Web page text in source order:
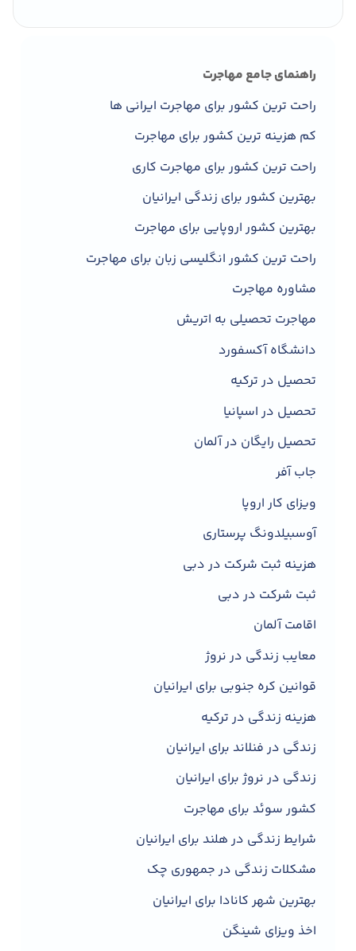
راهنمای جامع مهاجرت
راحت ترین کشور برای مهاجرت ایرانی ها
کم هزینه ترین کشور برای مهاجرت
راحت ترین کشور برای مهاجرت کاری
بهترین کشور برای زندگی ایرانیان
بهترین کشور اروپایی برای مهاجرت
راحت ترین کشور انگلیسی زبان برای مهاجرت
مشاوره مهاجرت
مهاجرت تحصیلی به اتریش
دانشگاه آکسفورد
تحصیل در ترکیه
تحصیل در اسپانیا
تحصیل رایگان در آلمان
جاب آفر
ویزای کار اروپا
آوسبیلدونگ پرستاری
هزینه ثبت شرکت در دبی
ثبت شرکت در دبی
اقامت آلمان
معایب زندگی در نروژ
قوانین کره جنوبی برای ایرانیان
هزینه زندگی در ترکیه
زندگی در فنلاند برای ایرانیان
زندگی در نروژ برای ایرانیان
کشور سوئد برای مهاجرت
شرایط زندگی در هلند برای ایرانیان
مشکلات زندگی در جمهوری چک
بهترین شهر کانادا برای ایرانیان
اخذ ویزای شینگن